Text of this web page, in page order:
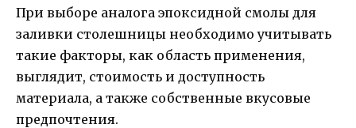
При выборе аналога эпоксидной смолы для
заливки столешницы необходимо учитывать
такие факторы, как область применения,
выглядит, стоимость и доступность
материала, а также собственные вкусовые
предпочтения.